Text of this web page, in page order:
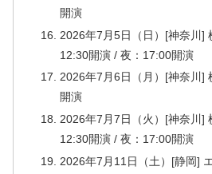
開演
2026年7月5日（日）[神奈川]
12:30開演 / 夜：17:00開演
2026年7月6日（月）[神奈川
開演
2026年7月7日（火）[神奈川]
12:30開演 / 夜：17:00開演
2026年7月11日（土）[静岡]